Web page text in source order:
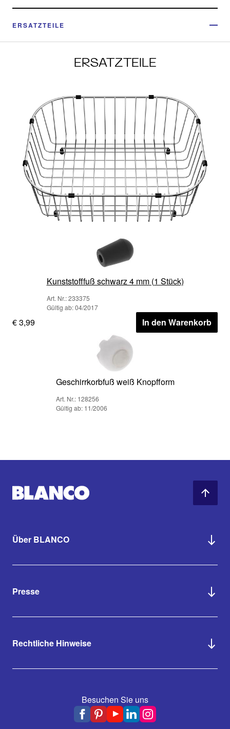
ERSATZTEILE
ERSATZTEILE
Kunststofffuß schwarz 4 mm (1 Stück)
Art. Nr.: 233375
Gültig ab: 04/2017
€ 3,99 In den Warenkorb
Geschirrkorbfuß weiß Knopfform
Art. Nr.: 128256
Gültig ab: 11/2006
Über BLANCO
Presse
Rechtliche Hinweise
Besuchen Sie uns